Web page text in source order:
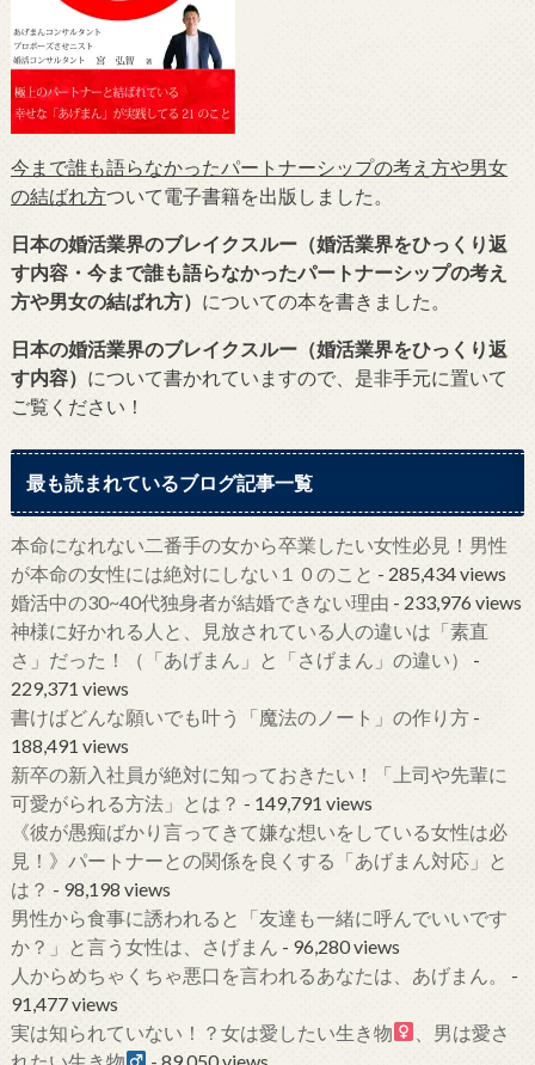
今まで誰も語らなかったパートナーシップの考え方や男女
の結ばれ方ついて電子書籍を出版しました。
日本の婚活業界のブレイクスルー（婚活業界をひっくり返
す内容・今まで誰も語らなかったパートナーシップの考え
方や男女の結ばれ方） についての本を書きました。
日本の婚活業界のブレイクスルー（婚活業界をひっくり返
す内容） について書かれていますので、是非手元に置いて
ご覧ください！
最も読まれているブログ記事一覧
本命になれない二番手の女から卒業したい女性必見！男性
が本命の女性には絶対にしない１０のこと - 285,434 views
婚活中の30~40代独身者が結婚できない理由 - 233,976 views
神様に好かれる人と、見放されている人の違いは「素直
さ」だった！（「あげまん」と「さげまん」の違い）
-
229,371 views
書けばどんな願いでも叶う「魔法のノート」の作り方-
188,491 views
新卒の新入社員が絶対に知っておきたい！「上司や先輩に
可愛がられる方法」とは？ - 149,791 views
《彼が愚痴ばかり言ってきて嫌な想いをしている女性は必
見！》パートナーとの関係を良くする「あげまん対応」と
は？ - 98,198 views
男性から食事に誘われると「友達も一緒に呼んでいいです
か？」と言う女性は、さげまん - 96,280 views
人からめちゃくちゃ悪口を言われるあなたは、あげまん。
-
91,477 views
実は知られていない！？女は愛したい生き物
、男は愛さ
れたい生き物
- 89,050 views